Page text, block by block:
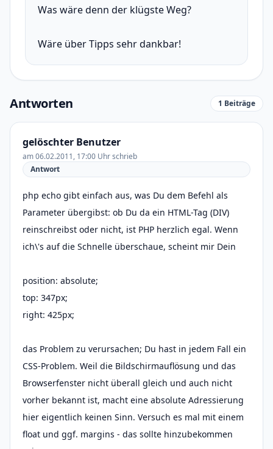
Was wäre denn der klügste Weg?
Wäre über Tipps sehr dankbar!
Antworten 1 Beiträge
gelöschter Benutzer
am 06.02.2011, 17:00 Uhr schrieb
Antwort
php echo gibt einfach aus, was Du dem Befehl als
Parameter übergibst: ob Du da ein HTML-Tag (DIV)
reinschreibst oder nicht, ist PHP herzlich egal. Wenn
ich\'s auf die Schnelle überschaue, scheint mir Dein
position: absolute;
top: 347px;
right: 425px;
das Problem zu verursachen; Du hast in jedem Fall ein
CSS-Problem. Weil die Bildschirmauflösung und das
Browserfenster nicht überall gleich und auch nicht
vorher bekannt ist, macht eine absolute Adressierung
hier eigentlich keinen Sinn. Versuch es mal mit einem
float und ggf. margins - das sollte hinzubekommen